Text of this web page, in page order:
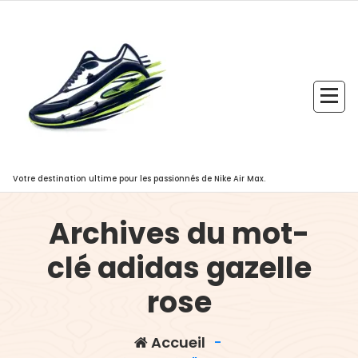
Votre destination ultime pour les passionnés de Nike Air Max.
Archives du mot-
clé adidas gazelle
rose
Accueil -